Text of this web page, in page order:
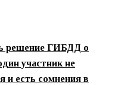
решение ГИБДД о
участник не
и есть сомнения в